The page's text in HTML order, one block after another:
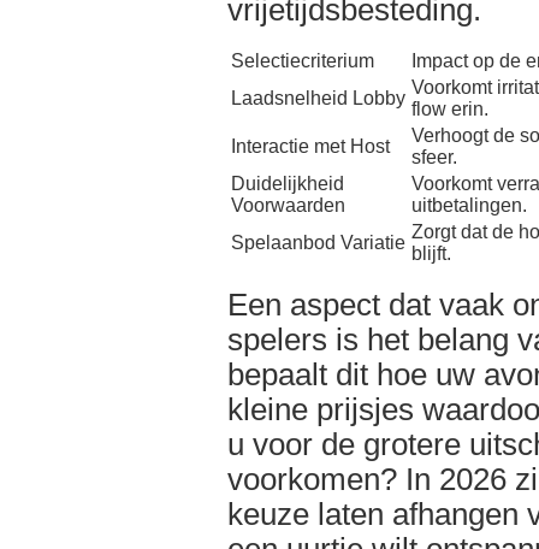
vrijetijdsbesteding.
Selectiecriterium
Impact op de
Laadsnelheid Lobby
Voorkomt
flow erin.
Interactie met Host
Verhoogt de
sfeer.
Duidelijkheid
Voorwaarden
Voorkomt
uitbetalingen.
Spelaanbod Variatie
Zorgt dat de
blijft.
Een aspect dat vaak
spelers is het belang
bepaalt dit hoe uw
kleine prijsjes
u voor de grotere
voorkomen? In 2026
keuze laten afhangen